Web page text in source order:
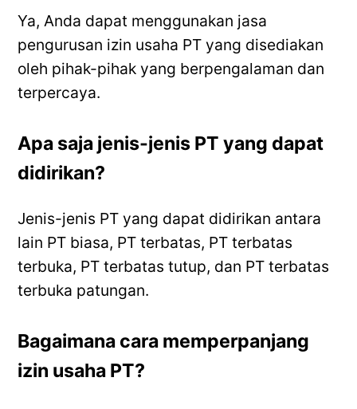
Ya, Anda dapat menggunakan jasa
pengurusan izin usaha PT yang disediakan
oleh pihak-pihak yang berpengalaman dan
terpercaya.
Apa saja jenis-jenis PT yang dapat
didirikan?
Jenis-jenis PT yang dapat didirikan antara
lain PT biasa, PT terbatas, PT terbatas
terbuka, PT terbatas tutup, dan PT terbatas
terbuka patungan.
Bagaimana cara memperpanjang
izin usaha PT?